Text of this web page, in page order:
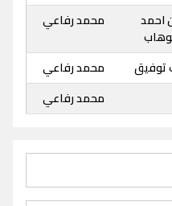
احمد
محمد رفاعي
توفيق
محمد رفاعي
محمد رفاعي